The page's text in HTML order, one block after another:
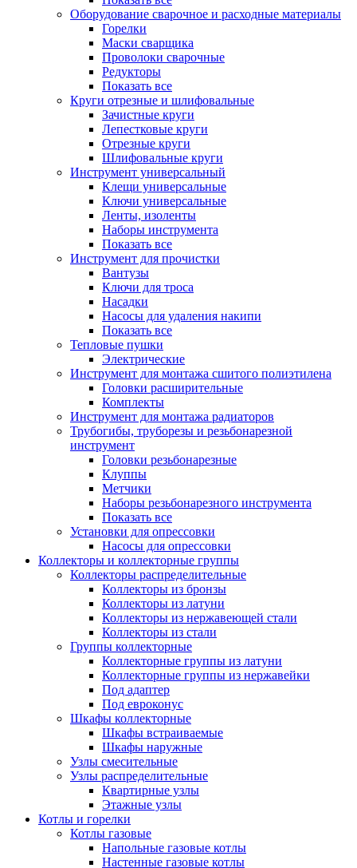
Оборудование сварочное и расходные материалы
Горелки
Маски сварщика
Проволоки сварочные
Редукторы
Показать все
Круги отрезные и шлифовальные
Зачистные круги
Лепестковые круги
Отрезные круги
Шлифовальные круги
Инструмент универсальный
Клещи универсальные
Ключи универсальные
Ленты, изоленты
Наборы инструмента
Показать все
Инструмент для прочистки
Вантузы
Ключи для троса
Насадки
Насосы для удаления накипи
Показать все
Тепловые пушки
Электрические
Инструмент для монтажа сшитого полиэтилена
Головки расширительные
Комплекты
Инструмент для монтажа радиаторов
Трубогибы, труборезы и резьбонарезной
инструмент
Головки резьбонарезные
Клуппы
Метчики
Наборы резьбонарезного инструмента
Показать все
Установки для опрессовки
Насосы для опрессовки
Коллекторы и коллекторные группы
Коллекторы распределительные
Коллекторы из бронзы
Коллекторы из латуни
Коллекторы из нержавеющей стали
Коллекторы из стали
Группы коллекторные
Коллекторные группы из латуни
Коллекторные группы из нержавейки
Под адаптер
Под евроконус
Шкафы коллекторные
Шкафы встраиваемые
Шкафы наружные
Узлы смесительные
Узлы распределительные
Квартирные узлы
Этажные узлы
Котлы и горелки
Котлы газовые
Напольные газовые котлы
Настенные газовые котлы